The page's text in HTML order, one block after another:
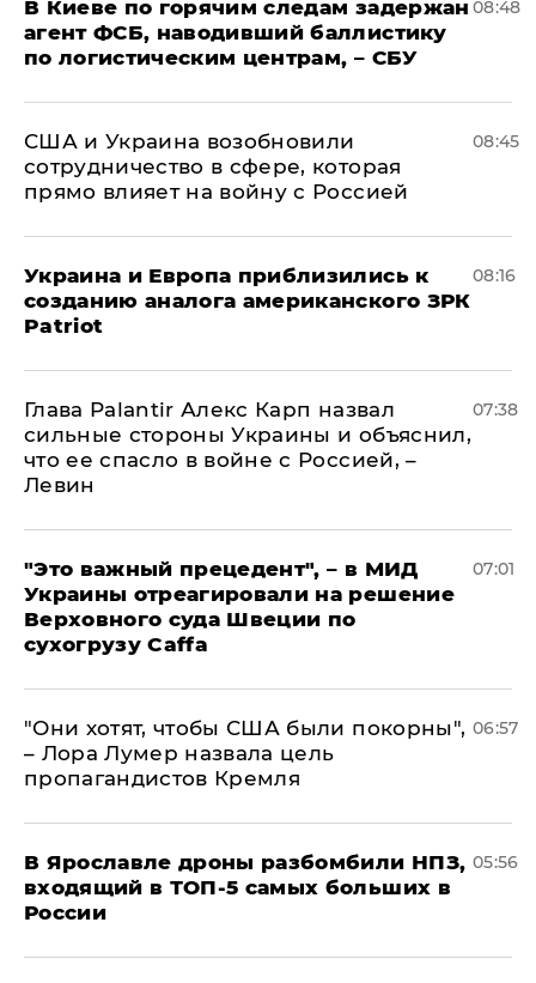
В Киеве по горячим следам задержан
агент ФСБ, наводивший баллистику
по логистическим центрам, – СБУ
08:48
США и Украина возобновили
сотрудничество в сфере, которая
прямо влияет на войну с Россией
08:45
Украина и Европа приблизились к
созданию аналога американского ЗРК
Patriot
08:16
Глава Palantir Алекс Карп назвал
сильные стороны Украины и объяснил,
что ее спасло в войне с Россией, –
Левин
07:38
"Это важный прецедент", – в МИД
Украины отреагировали на решение
Верховного суда Швеции по
сухогрузу Caffa
07:01
"Они хотят, чтобы США были покорны",
– Лора Лумер назвала цель
пропагандистов Кремля
06:57
В Ярославле дроны разбомбили НПЗ,
входящий в ТОП-5 самых больших в
России
05:56